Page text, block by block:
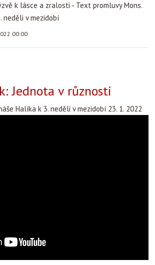
k lásce a zralosti - Text promluvy Mons.
neděli v mezidobí
00:00
Jednota v různosti
Halíka k 3. neděli v mezidobí 23. 1. 2022